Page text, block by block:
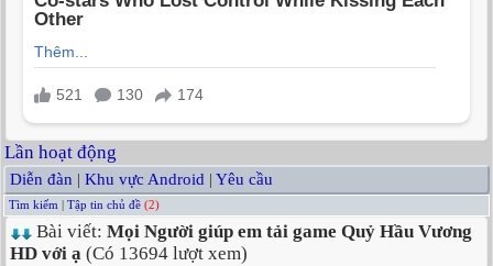
Lần hoạt động
Diễn đàn | Khu vực Android | Yêu cầu
Tìm kiếm Tập tin chủ đề (2)
Bài viết: Mọi Người giúp em tải game Quỷ Hầu Vương
HD với ạ (Có 13694 lượt xem)